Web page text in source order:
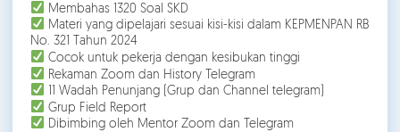
Membahas 1320 Soal SKD
Materi yang dipelajari sesuai kisi-kisi dalam KEPMENPAN RB
No. 321 Tahun 2024
Cocok untuk pekerja dengan kesibukan tinggi
Rekaman Zoom dan History Telegram
11 Wadah Penunjang (Grup dan Channel telegram)
Grup Field Report
Dibimbing oleh Mentor Zoom dan Telegram